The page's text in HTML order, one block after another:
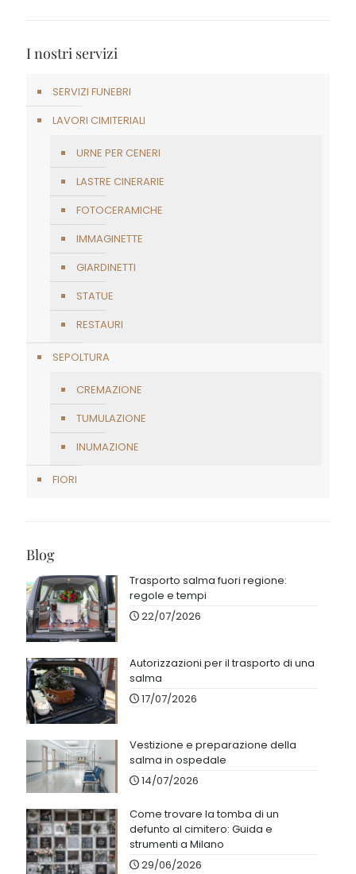
I nostri servizi
SERVIZI FUNEBRI
LAVORI CIMITERIALI
URNE PER CENERI
LASTRE CINERARIE
FOTOCERAMICHE
IMMAGINETTE
GIARDINETTI
STATUE
RESTAURI
SEPOLTURA
CREMAZIONE
TUMULAZIONE
INUMAZIONE
FIORI
Blog
Trasporto salma fuori regione:
regole e tempi
22/07/2026
Autorizzazioni per il trasporto di una
salma
17/07/2026
Vestizione e preparazione della
salma in ospedale
14/07/2026
Come trovare la tomba di un
defunto al cimitero: Guida e
strumenti a Milano
29/06/2026